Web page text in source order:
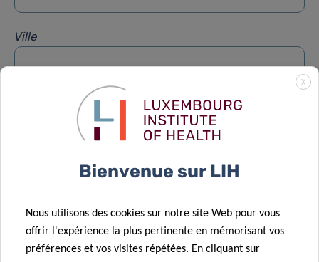
Ville
X
Bienvenue sur LIH
Nous utilisons des cookies sur notre site Web pour vous
offrir l'expérience la plus pertinente en mémorisant vos
préférences et vos visites répétées. En cliquant sur